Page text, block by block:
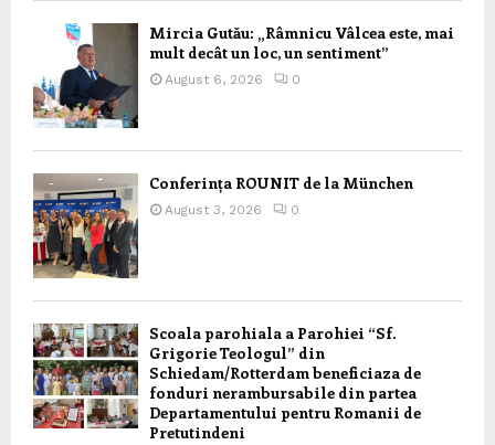
Mircia Gutău: „Râmnicu Vâlcea este, mai
mult decât un loc, un sentiment”
August 6, 2026 0
Conferința ROUNIT de la München
August 3, 2026 0
Scoala parohiala a Parohiei “Sf.
Grigorie Teologul” din
Schiedam/Rotterdam beneficiaza de
fonduri nerambursabile din partea
Departamentului pentru Romanii de
Pretutindeni